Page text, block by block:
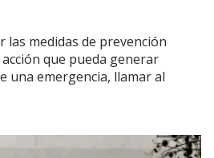
las medidas de prevención
que pueda generar
una emergencia, llamar al